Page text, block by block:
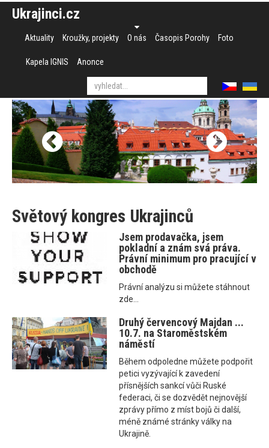
Ukrajinci.cz
Aktuality Kroužky, projekty O nás Časopis Porohy Foto
Kapela IGNIS Anonce
Světový kongres Ukrajinců
Jsem prodavačka, jsem
pokladní a znám svá práva.
Právní minimum pro pracující v
obchodě
Právní analýzu si můžete stáhnout
zde...
Druhý červencový Majdan ...
10.7. na Staroměstském
náměstí
Během odpoledne můžete podpořit
petici vyzývající k zavedení
přísnějších sankcí vůči Ruské
federaci, či se dozvědět nejnovější
zprávy přímo z míst bojů či další,
méně známé stránky války na
Ukrajině.